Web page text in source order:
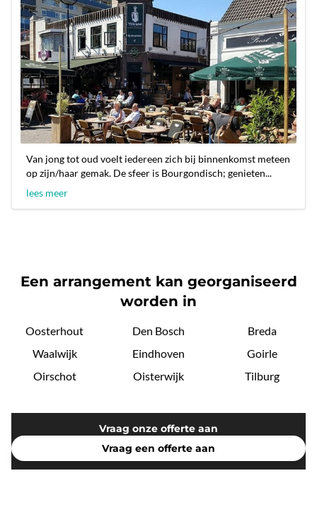
Van jong tot oud voelt iedereen zich bij binnenkomst meteen
op zijn/haar gemak. De sfeer is Bourgondisch; genieten...
lees meer
Een arrangement kan georganiseerd
worden in
Oosterhout Den Bosch
Breda
Waalwijk
Eindhoven
Goirle
Oirschot
Oisterwijk Tilburg
Vraag onze offerte aan
Vraag een offerte aan